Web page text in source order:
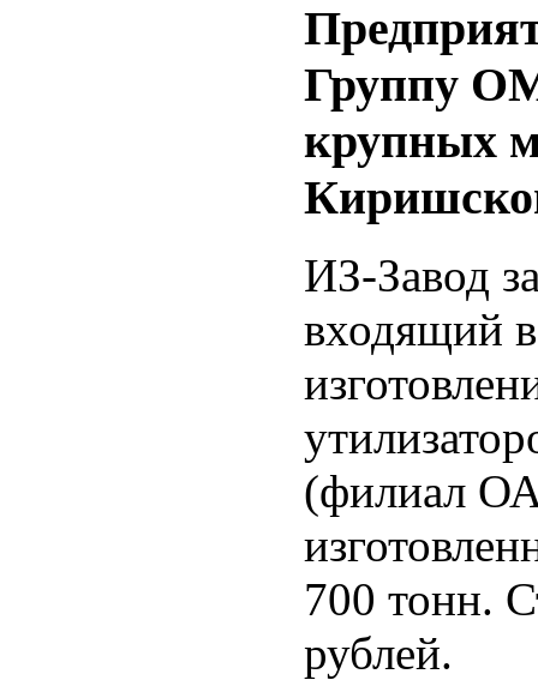
Группу
крупных
ИЗ-Завод
входящий
(филиал
700 тонн.
рублей.